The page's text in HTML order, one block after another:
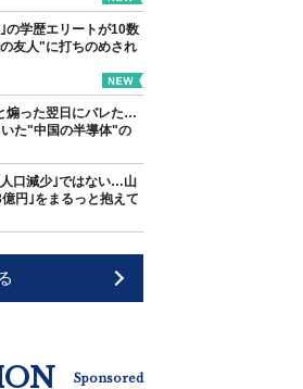
学歴エリートが10数
友人"に打ちのめされ
煽った翌日にバレた…
た"中国の半導体"の
口減少｣ではない…山
円｣をまるっと抱えて
Sponsored